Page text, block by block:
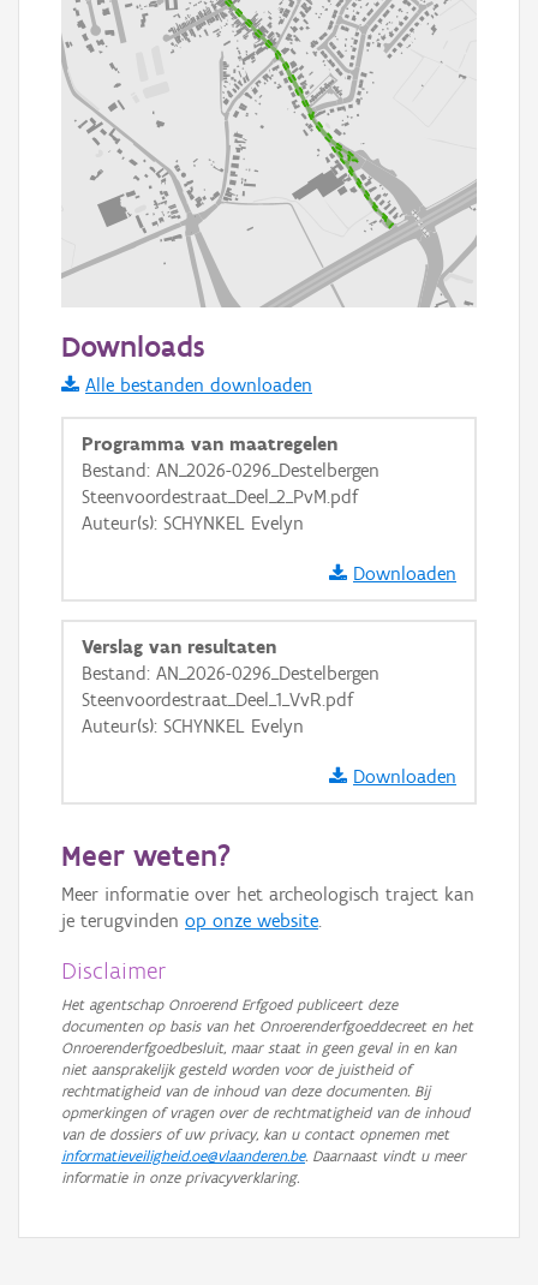
Informatie Vlaanderen
i
+ −
Basis Lagen
OSM-Basiskaart
GRB-Basiskaart
GRB-Basiskaart in grijswaarden
Downloads
Alle bestanden downloaden
Programma van maatregelen
Bestand: AN_2026-0296_Destelbergen
Steenvoordestraat_Deel_2_PvM.pdf
Auteur(s): SCHYNKEL Evelyn
Downloaden
Verslag van resultaten
Bestand: AN_2026-0296_Destelbergen
Steenvoordestraat_Deel_1_VvR.pdf
Auteur(s): SCHYNKEL Evelyn
Downloaden
Meer weten?
Meer informatie over het archeologisch traject kan
je terugvinden op onze website.
Disclaimer
Het agentschap Onroerend Erfgoed publiceert deze
documenten op basis van het Onroerenderfgoeddecreet en het
Onroerenderfgoedbesluit, maar staat in geen geval in en kan
niet aansprakelijk gesteld worden voor de juistheid of
rechtmatigheid van de inhoud van deze documenten. Bij
opmerkingen of vragen over de rechtmatigheid van de inhoud
van de dossiers of uw privacy, kan u contact opnemen met
informatieveiligheid.oe@vlaanderen.be. Daarnaast vindt u meer
informatie in onze privacyverklaring.